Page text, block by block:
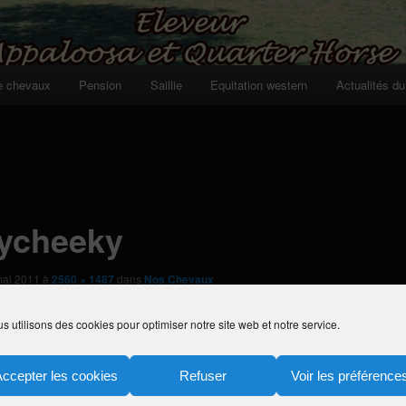
utilisons des cookies pour optimiser notre site web et notre service.
les cookies Refuser Voir les
chevaux Pension Saillie Equitation western Actualités
2011 à 2560 × 1487 dans Nos Chevaux